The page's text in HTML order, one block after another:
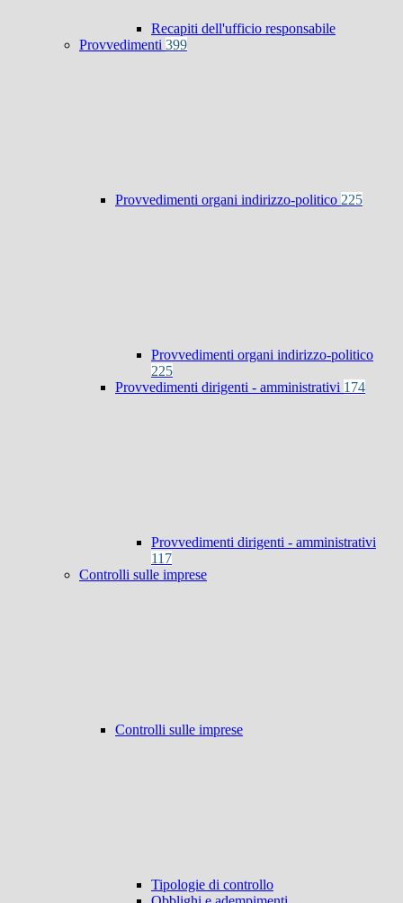
Recapiti dell'ufficio responsabile
Provvedimenti 399
Provvedimenti organi indirizzo-politico 225
Provvedimenti organi indirizzo-politico
225
Provvedimenti dirigenti - amministrativi 174
Provvedimenti dirigenti - amministrativi
117
Controlli sulle imprese
Controlli sulle imprese
Tipologie di controllo